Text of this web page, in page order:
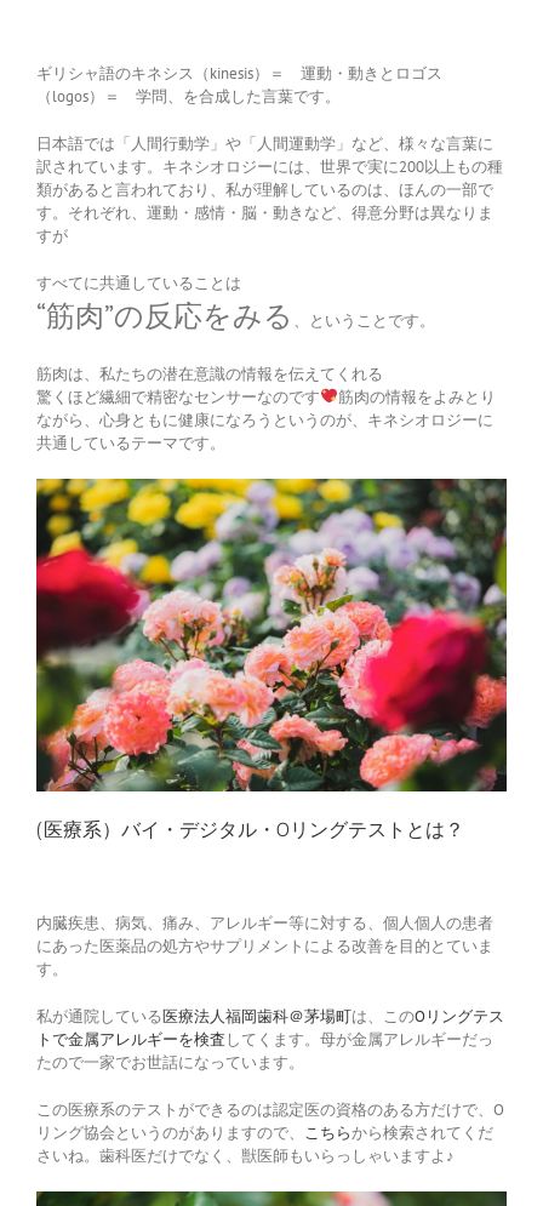
ギリシャ語のキネシス（kinesis）＝ 運動・動きとロゴス
（logos）＝ 学問、を合成した言葉です。
日本語では「人間行動学」や「人間運動学」など、様々な言葉に
訳されています。キネシオロジーには、世界で実に200以上もの種
類があると言われており、私が理解しているのは、ほんの一部で
す。それぞれ、運動・感情・脳・動きなど、得意分野は異なりま
すが
すべてに共通していることは
“筋肉”の反応をみる 、ということです。
筋肉は、私たちの潜在意識の情報を伝えてくれる
驚くほど繊細で精密なセンサーなのです
筋肉の情報をよみとり
ながら、心身ともに健康になろうというのが、キネシオロジーに
共通しているテーマです。
(医療系）バイ・デジタル・Oリングテストとは？
内臓疾患、病気、痛み、アレルギー等に対する、個人個人の患者
にあった医薬品の処方やサプリメントによる改善を目的とていま
す。
私が通院している医療法人福岡歯科＠茅場町は、このOリングテス
トで金属アレルギーを検査してくます。母が金属アレルギーだっ
たので一家でお世話になっています。
この医療系のテストができるのは認定医の資格のある方だけで、O
リング協会というのがありますので、 こちらから検索されてくだ
さいね。歯科医だけでなく、獣医師もいらっしゃいますよ♪